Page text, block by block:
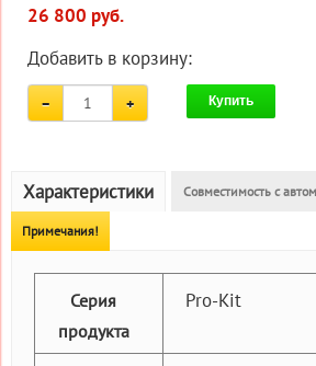
26 800 руб.
Добавить в корзину:
Купить
Характеристики Совместимость с
Примечания!
Серия
продукта
Pro-Kit